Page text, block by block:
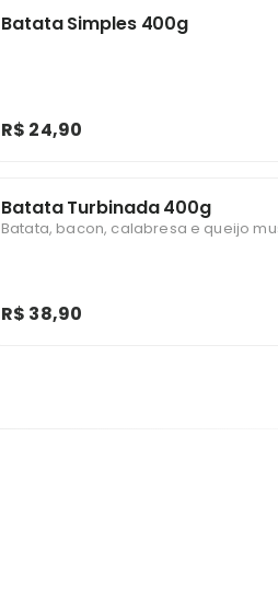
Batata Simples 400g
R$ 24,90
Batata Turbinada 400g
Batata, bacon, calabresa e queijo
R$ 38,90